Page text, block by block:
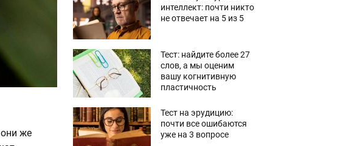
же
интеллект: почти никто
не отвечает на 5 из 5
Тест: найдите более 27
слов, а мы оценим
вашу когнитивную
пластичность
Тест на эрудицию:
почти все ошибаются
уже на 3 вопросе